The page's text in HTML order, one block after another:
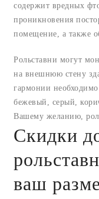
содержит вредных
проникновения
помещение, а также
Рольставни могут
на внешнюю стену
гармонии
бежевый, серый,
Вашему желанию,
Скидки
ваш